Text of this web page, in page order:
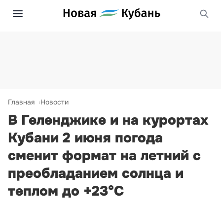
Главная Новости
В Геленджике и на курортах
Кубани 2 июня погода
сменит формат на летний с
преобладанием солнца и
теплом до +23°С